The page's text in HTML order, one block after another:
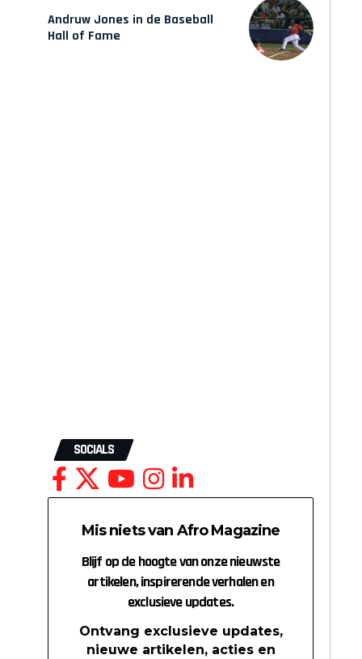
Andruw Jones in de Baseball
Hall of Fame
SOCIALS
Mis niets van Afro Magazine
Blijf op de hoogte van onze nieuwste
artikelen, inspirerende verhalen en
exclusieve updates.
Ontvang exclusieve updates,
nieuwe artikelen, acties en